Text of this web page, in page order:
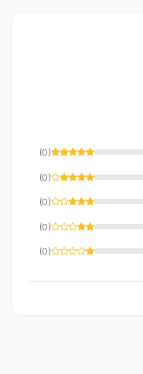
(0)
(0)
(0)
(0)
(0)